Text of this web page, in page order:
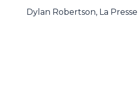
Dylan Robertson, La